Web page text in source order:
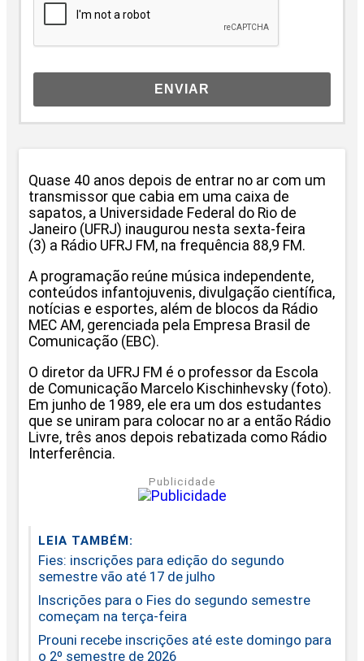
ENVIAR
Quase 40 anos depois de entrar no ar com um
transmissor que cabia em uma caixa de
sapatos, a Universidade Federal do Rio de
Janeiro (UFRJ) inaugurou nesta sexta-feira
(3) a Rádio UFRJ FM, na frequência 88,9 FM.
A programação reúne música independente,
conteúdos infantojuvenis, divulgação científica,
notícias e esportes, além de blocos da Rádio
MEC AM, gerenciada pela Empresa Brasil de
Comunicação (EBC).
O diretor da UFRJ FM é o professor da Escola
de Comunicação Marcelo Kischinhevsky (foto).
Em junho de 1989, ele era um dos estudantes
que se uniram para colocar no ar a então Rádio
Livre, três anos depois rebatizada como Rádio
Interferência.
Publicidade
LEIA TAMBÉM:
Fies: inscrições para edição do segundo
semestre vão até 17 de julho
Inscrições para o Fies do segundo semestre
começam na terça-feira
Prouni recebe inscrições até este domingo para
o 2º semestre de 2026